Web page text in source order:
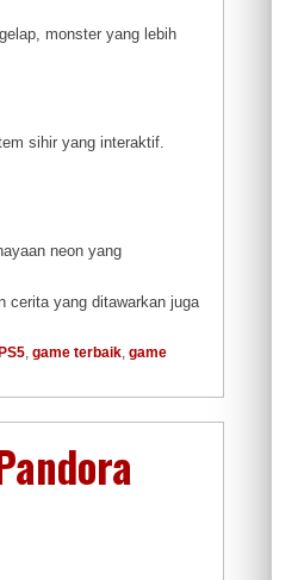
monster yang lebih
sihir yang interaktif.
neon yang
cerita yang ditawarkan juga
, game terbaik, game